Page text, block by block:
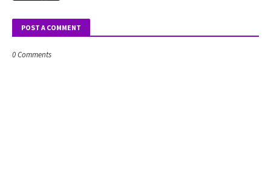
POST A COMMENT
0 Comments